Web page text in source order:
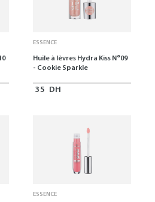
ESSENCE
Huile à lèvres Hydra Kiss N°09
- Cookie Sparkle
35 DH
ESSENCE